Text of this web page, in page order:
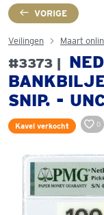
VORIGE
Veilingen Maart
#3373 |
SNIP. -
Kavel verkocht 0